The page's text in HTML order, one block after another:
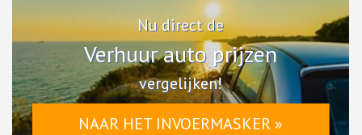
Nu direct de
Verhuur auto prijzen
vergelijken!
NAAR HET INVOERMASKER »